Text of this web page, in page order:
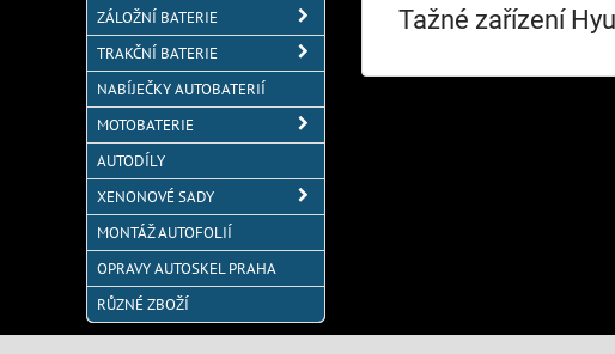
Tažné zařízení
ZÁLOŽNÍ BATERIE
TRAKČNÍ BATERIE
NABÍJEČKY AUTOBATERIÍ
MOTOBATERIE
AUTODÍLY
XENONOVÉ SADY
MONTÁŽ AUTOFOLIÍ
OPRAVY AUTOSKEL PRAHA
RŮZNÉ ZBOŽÍ